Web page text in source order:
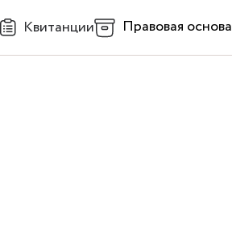
Квитанции Правовая основа